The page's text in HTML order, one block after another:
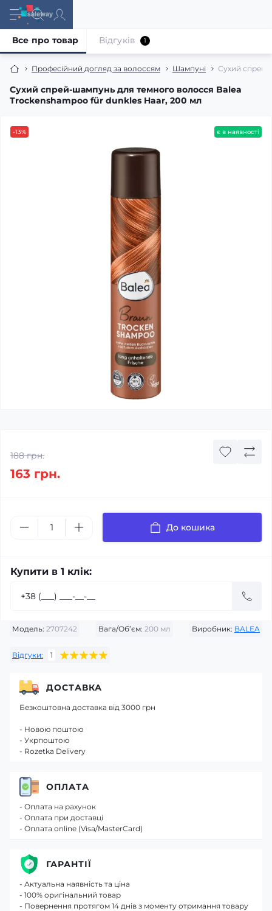
Професійний догляд за волоссям Шампуні Сухий спрей-
Сухий спрей-шампунь для темного волосся Balea
Trockenshampoo für dunkles Haar, 200 мл
Все про товар Відгуків 1
-13% є в наявності
Модель: 2707242 Вага/Об’єм: 200 мл Виробник: BALEA
Відгуки: 1
188 грн.
163 грн.
До кошика
Купити в 1 клік:
ДОСТАВКА
Безкоштовна доставка від 3000 грн
- Новою поштою
- Укрпоштою
- Rozetka Delivery
ОПЛАТА
- Оплата на рахунок
- Оплата при доставці
- Оплата online (Visa/MasterCard)
ГАРАНТІЇ
- Актуальна наявність та ціна
- 100% оригінальний товар
- Повернення протягом 14 днів з моменту отримання товару